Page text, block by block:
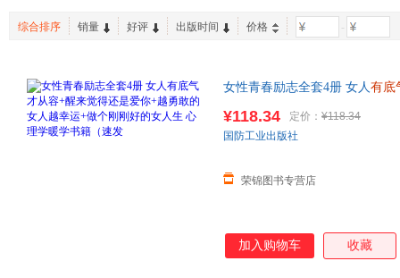
综合排序 销量 好评 出版时间 价格 -
女性青春励志全套4册 女人有底
放心下单，本店所有商品均可
¥118.34 定价： ¥118.34
荣锦图书专营店
国防工业出版社
加入购物车 收藏